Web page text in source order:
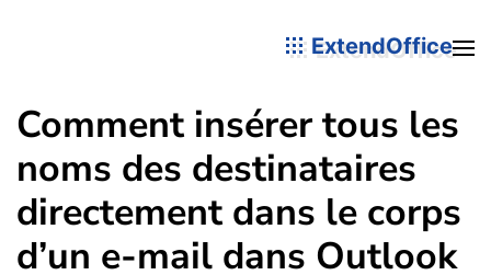
ExtendOffice
Comment insérer tous les
noms des destinataires
directement dans le corps
d’un e-mail dans Outlook